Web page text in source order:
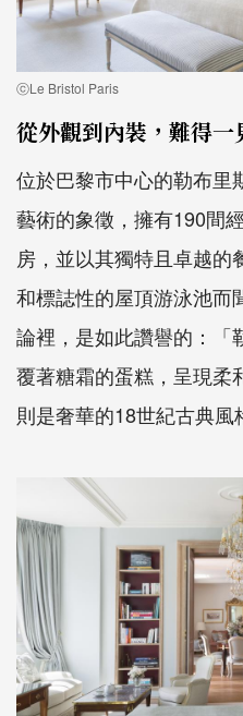
ⓒLe Bristol Paris
從外觀到內裝，難得
位於巴黎市中心的勒布里
藝術的象徵，擁有190間
房，並以其獨特且卓越的
和標誌性的屋頂游泳池而
論裡，是如此讚譽的：「
覆著糖霜的蛋糕，呈現柔
則是奢華的18世紀古典風